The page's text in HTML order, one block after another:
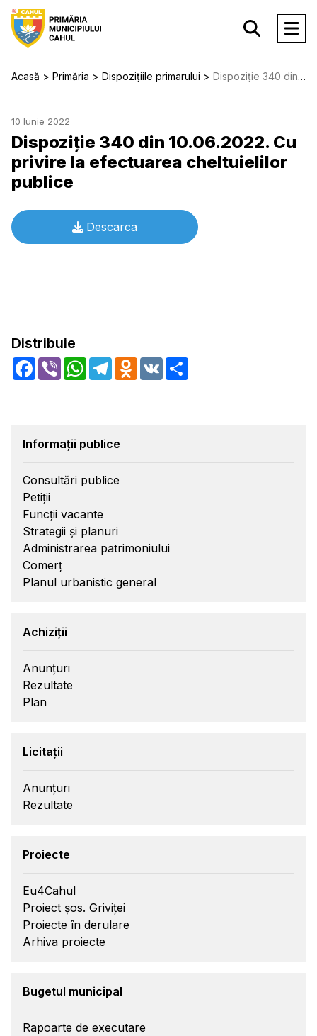
Acasă Primăria Dispozițiile primarului Dispoziție 340 din 10.06.2022. Cu privire la efectuarea cheltuielilor publice
10 Iunie 2022
Dispoziție 340 din 10.06.2022. Cu
privire la efectuarea cheltuielilor
publice
Descarca
Distribuie
Facebook
Viber WhatsApp
TelegramOdnoklassniki
VK
Informații publice
Consultări publice
Petiții
Funcții vacante
Strategii și planuri
Administrarea patrimoniului
Comerț
Planul urbanistic general
Achiziții
Anunțuri
Rezultate
Plan
Licitații
Anunțuri
Rezultate
Proiecte
Eu4Cahul
Proiect șos. Griviței
Proiecte în derulare
Arhiva proiecte
Bugetul municipal
Rapoarte de executare